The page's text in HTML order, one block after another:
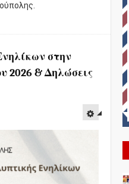
στην
2026 & Δηλώσεις